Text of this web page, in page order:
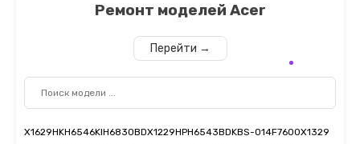
Ремонт моделей Acer
Перейти →
X1629HKH6546KIH6830BDX1229HPH6543BDKBS-014F7600X1329